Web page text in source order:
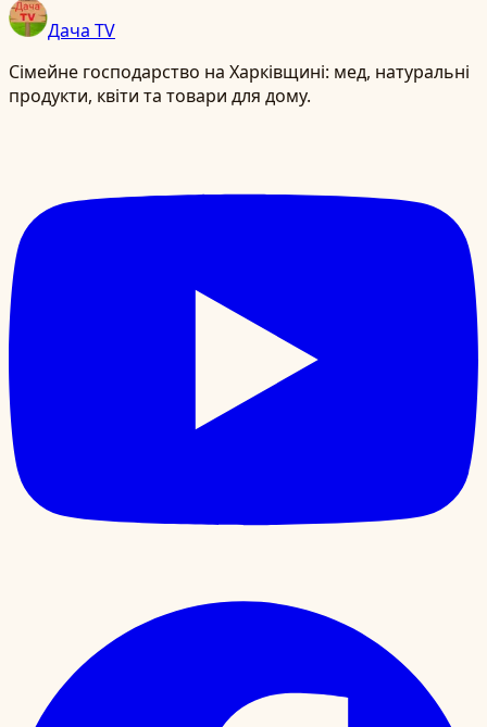
Дача TV
Сімейне господарство на Харківщині: мед, натуральні
продукти, квіти та товари для дому.